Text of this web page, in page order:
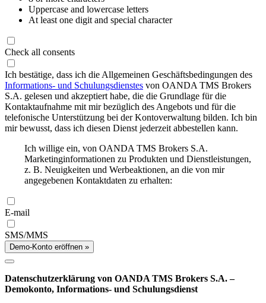
Uppercase and lowercase letters
At least one digit and special character
Check all consents
Ich bestätige, dass ich die Allgemeinen Geschäftsbedingungen des
Informations- und Schulungsdienstes von OANDA TMS Brokers
S.A. gelesen und akzeptiert habe, die die Grundlage für die
Kontaktaufnahme mit mir bezüglich des Angebots und für die
telefonische Unterstützung bei der Kontoverwaltung bilden. Ich bin
mir bewusst, dass ich diesen Dienst jederzeit abbestellen kann.
Ich willige ein, von OANDA TMS Brokers S.A.
Marketinginformationen zu Produkten und Dienstleistungen,
z. B. Neuigkeiten und Werbeaktionen, an die von mir
angegebenen Kontaktdaten zu erhalten:
E-mail
SMS/MMS
Demo-Konto eröffnen »
Datenschutzerklärung von OANDA TMS Brokers S.A. –
Demokonto, Informations- und Schulungsdienst